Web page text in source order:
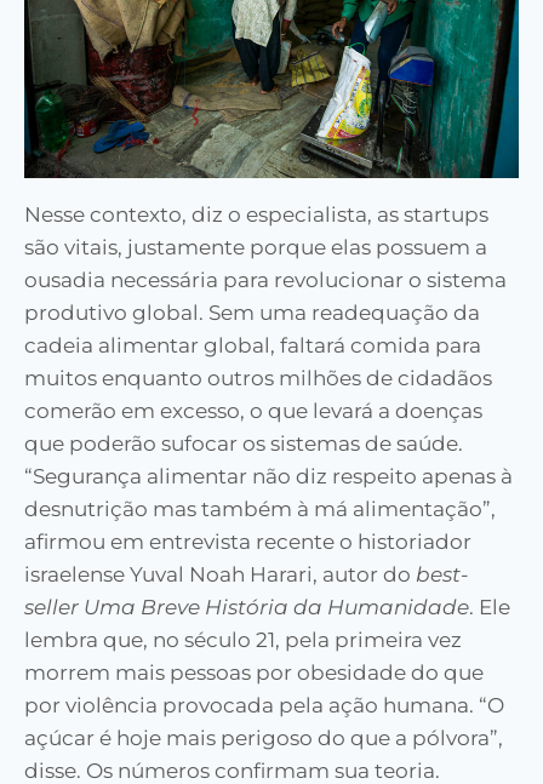
Nesse contexto, diz o especialista, as startups
são vitais, justamente porque elas possuem a
ousadia necessária para revolucionar o sistema
produtivo global. Sem uma readequação da
cadeia alimentar global, faltará comida para
muitos enquanto outros milhões de cidadãos
comerão em excesso, o que levará a doenças
que poderão sufocar os sistemas de saúde.
“Segurança alimentar não diz respeito apenas à
desnutrição mas também à má alimentação”,
afirmou em entrevista recente o historiador
israelense Yuval Noah Harari, autor do best-
seller Uma Breve História da Humanidade. Ele
lembra que, no século 21, pela primeira vez
morrem mais pessoas por obesidade do que
por violência provocada pela ação humana. “O
açúcar é hoje mais perigoso do que a pólvora”,
disse. Os números confirmam sua teoria.